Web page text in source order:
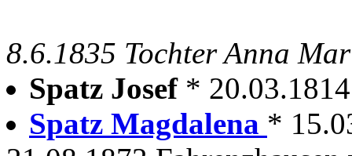
8.6.1835 Tochter Anna
Spatz Josef *
Spatz Magdalena *